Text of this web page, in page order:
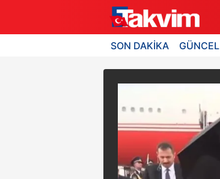
SON DAKİKA GÜNCEL